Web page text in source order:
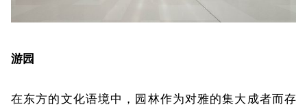
游园
在东方的文化语境中，园林作为对雅的集大成者而存